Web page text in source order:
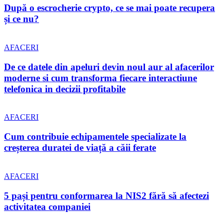
După o escrocherie crypto, ce se mai poate recupera
și ce nu?
AFACERI
De ce datele din apeluri devin noul aur al afacerilor
moderne si cum transforma fiecare interactiune
telefonica in decizii profitabile
AFACERI
Cum contribuie echipamentele specializate la
creșterea duratei de viață a căii ferate
AFACERI
5 pași pentru conformarea la NIS2 fără să afectezi
activitatea companiei